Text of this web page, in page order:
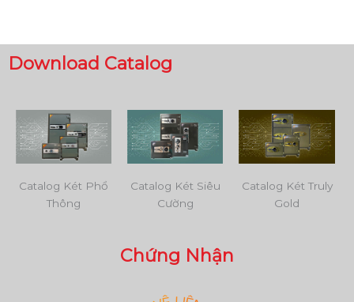
Download Catalog
Catalog Két Phổ
Thông
Catalog Két Siêu
Cường
Catalog Két Truly
Gold
Chứng Nhận